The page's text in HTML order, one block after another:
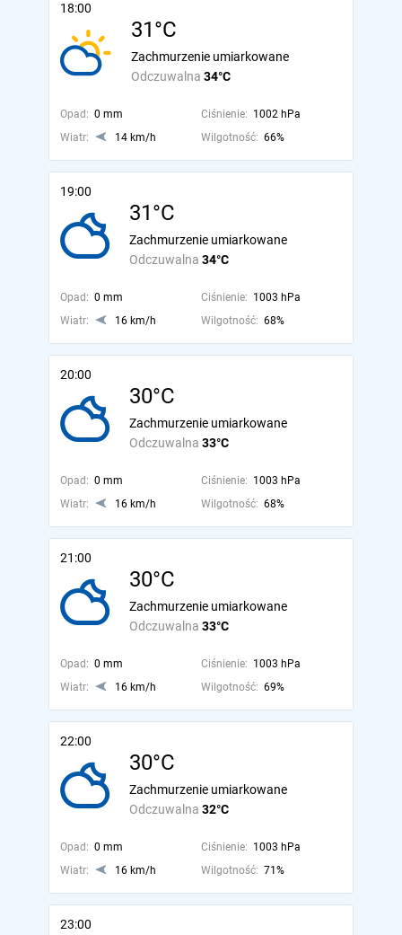
18:00
31°C
Odczuwalna 34°C
Zachmurzenie umiarkowane
Opad: 0 mm Ciśnienie: 1002 hPa
Wiatr:
14 km/h Wilgotność: 66%
19:00
31°C
Odczuwalna 34°C
Zachmurzenie umiarkowane
Opad: 0 mm Ciśnienie: 1003 hPa
Wiatr:
16 km/h Wilgotność: 68%
20:00
30°C
Odczuwalna 33°C
Zachmurzenie umiarkowane
Opad: 0 mm Ciśnienie: 1003 hPa
Wiatr:
16 km/h Wilgotność: 68%
21:00
30°C
Odczuwalna 33°C
Zachmurzenie umiarkowane
Opad: 0 mm Ciśnienie: 1003 hPa
Wiatr:
16 km/h Wilgotność: 69%
22:00
30°C
Odczuwalna 32°C
Zachmurzenie umiarkowane
Opad: 0 mm Ciśnienie: 1003 hPa
Wiatr:
16 km/h Wilgotność: 71%
23:00